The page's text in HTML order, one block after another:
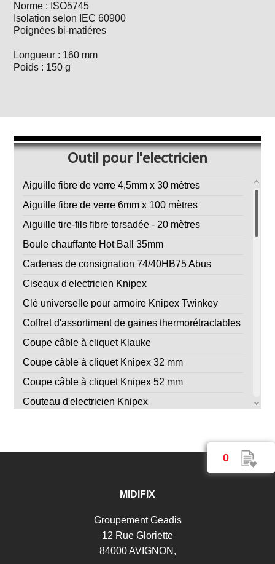
0
Norme : ISO5745
Isolation selon IEC 60900
Poignées bi-matiéres
Longueur : 160 mm
Poids : 150 g
Outil pour l'electricien
Aiguille fibre de verre 4,5mm x 30 mètres
Aiguille fibre de verre 6mm x 100 mètres
Aiguille tire-fils fibre torsadée - 20 mètres
Boule chauffante Hot Ball 35mm
Cadenas de consignation 74/40HB75 Abus
Ciseaux d'electricien Knipex
Clé universelle pour armoire Knipex Twinkey
Coffret d'assortiment de gaines thermorétractables
Coupe câble à cliquet Klauke
Coupe câble à cliquet Knipex 32 mm
Coupe câble à cliquet Knipex 52 mm
Couteau d'electricien Knipex
Dérouleur de touret à câbles PRO 530
Dérouleur de touret à câbles PRO 670
Détecteur sans contact DMT1423
MIDIFIX
Groupement Geadis
12 Rue Gloriette
84000 AVIGNON,